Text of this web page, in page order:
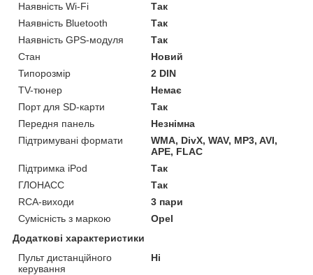
Наявність Wi-Fi
Так
Наявність Bluetooth
Так
Наявність GPS-модуля
Так
Стан
Новий
Типорозмір
2 DIN
TV-тюнер
Немає
Порт для SD-карти
Так
Передня панель
Незнімна
Підтримувані формати
WMA, DivX, WAV, MP3, AVI,
APE, FLAC
Підтримка iPod
Так
ГЛОНАСС
Так
RCA-виходи
3 пари
Сумісність з маркою
Opel
Додаткові характеристики
Пульт дистанційного
керування
Ні